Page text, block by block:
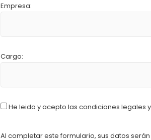
Empresa:
Cargo:
He leido y acepto las condiciones legales
Al completar este formulario, sus datos serán